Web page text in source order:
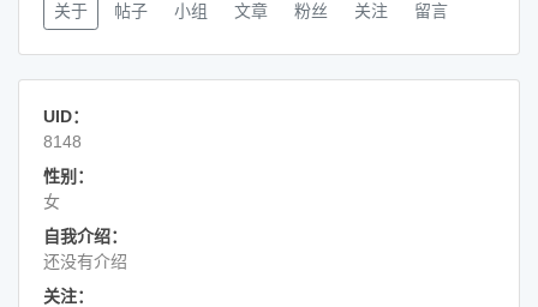
关于 帖子 小组 文章 粉丝 关注 留言
UID：
8148
性别：
女
自我介绍：
还没有介绍
关注：